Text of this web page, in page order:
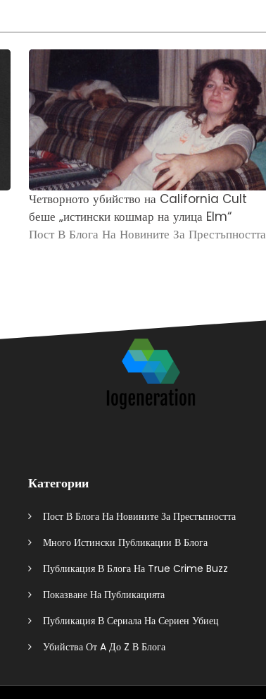
Четворното убийство на California Cult
беше „истински кошмар на улица Elm“
Пост В Блога На Новините За Престъпността
Категории
Пост В Блога На Новините За Престъпността
Много Истински Публикации В Блога
Публикация В Блога На True Crime Buzz
Показване На Публикацията
Публикация В Сериала На Сериен Убиец
Убийства От A До Z В Блога